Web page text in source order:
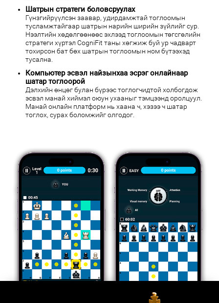
Шатрын стратеги боловсруулах
Гүнзгийрүүлсэн заавар, удирдамжтай тоглоомын
тусламжтайгаар шатрын нарийн ширийн зүйлийг сур.
Нээлтийн хөдөлгөөнөөс эхлээд тоглоомын төгсгөлийн
стратеги хүртэл CogniFit таны хөгжиж буй ур чадварт
тохирсон бат бөх шатрын тоглоомын ном бүтээхэд
тусална.
Компьютер эсвэл найзынхаа эсрэг онлайнаар
шатар тоглоорой
Дэлхийн өнцөг булан бүрээс тоглогчидтой холбогдож
эсвэл манай хиймэл оюун ухааныг тэмцээнд оролцуул.
Манай онлайн платформ нь хаана ч, хэзээ ч шатар
тоглох, сурах боломжийг олгодог.